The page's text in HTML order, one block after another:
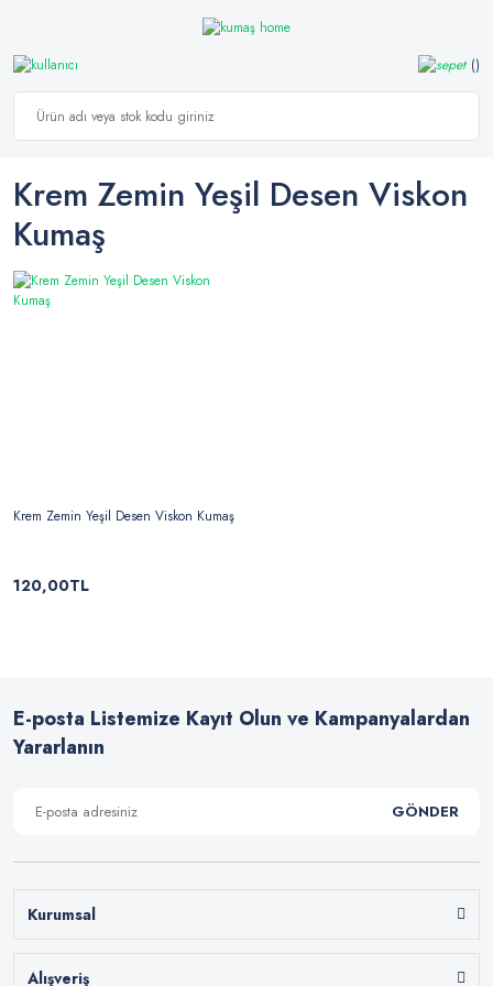
Krem Zemin Yeşil Desen Viskon
Kumaş
Krem Zemin Yeşil Desen Viskon Kumaş
120,00TL
E-posta Listemize Kayıt Olun ve Kampanyalardan
Yararlanın
GÖNDER
Kurumsal
Alışveriş